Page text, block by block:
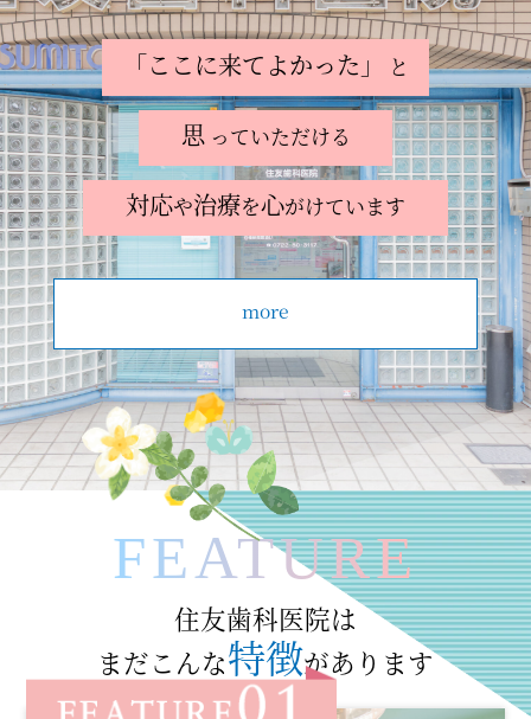
「ここに来てよかった」 と
思っていただける
対応や治療を心がけています
more
FEATURE
住友歯科医院は
まだこんな特徴があります